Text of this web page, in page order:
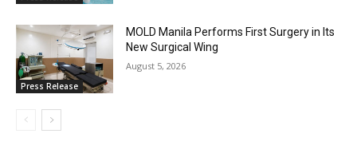
Press Release
MOLD Manila Performs First Surgery in Its
New Surgical Wing
August 5, 2026